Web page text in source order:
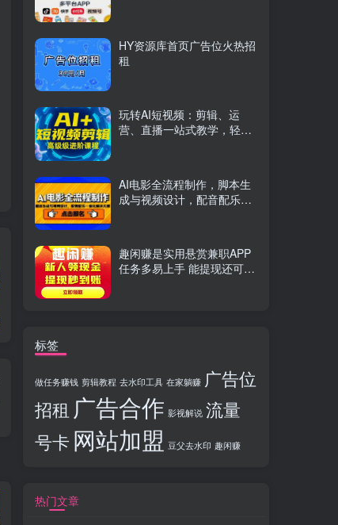
HY资源库首页广告位火热招
租
玩转AI短视频：剪辑、运
营、直播一站式教学，轻松
AI电影全流程制作，脚本生
成与视频设计，配音配乐一
趣闲赚是实用悬赏兼职APP
任务多易上手 能提现还可邀
标签
做任务赚钱 剪辑教程 去水印工具 在家躺赚 广告位
招租 广告合作 影视解说 流量
号卡 网站加盟 豆父去水印 趣闲赚
热门文章